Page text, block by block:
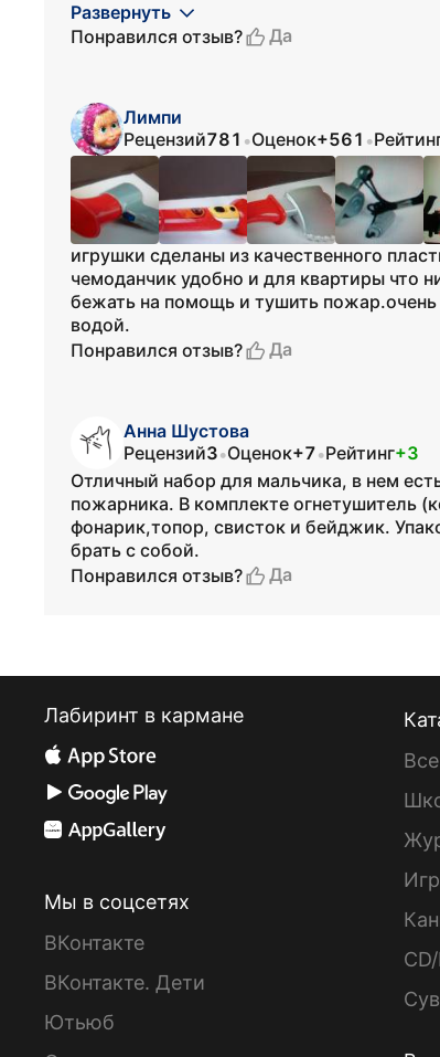
Развернуть
Понравился отзыв?
Да
Лимпи
Рецензий781 •Оценок+561 •
игрушки сделаны из качественного
чемоданчик удобно и для квартиры что
бежать на помощь и тушить пожар.очень
водой.
Понравился отзыв?
Да
Анна Шустова
Рецензий3•Оценок+7•Рейтинг+3
Отличный набор для мальчика, в нем
пожарника. В комплекте огнетушитель
фонарик,топор, свисток и бейджик.
брать с собой.
Понравился отзыв?
Да
Лабиринт в кармане
Мы в соцсетях
ВКонтакте
ВКонтакте. Дети
Ютьюб